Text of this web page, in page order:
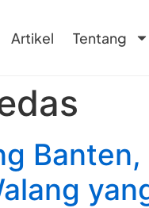
Artikel Tentang